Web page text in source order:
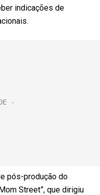
indicações de
pós-produção do
Street”, que dirigiu